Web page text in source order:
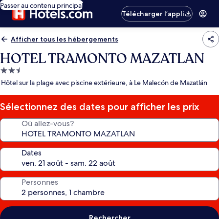
Passer au contenu principal
Télécharger l’appli
Afficher tous les hébergements
HOTEL TRAMONTO MAZATLAN
Hébergement
2.5 étoiles
Hôtel sur la plage avec piscine extérieure, à Le Malecón de Mazatlán
Sélectionnez des dates pour afficher les prix
Où allez-vous?
Dates
Personnes